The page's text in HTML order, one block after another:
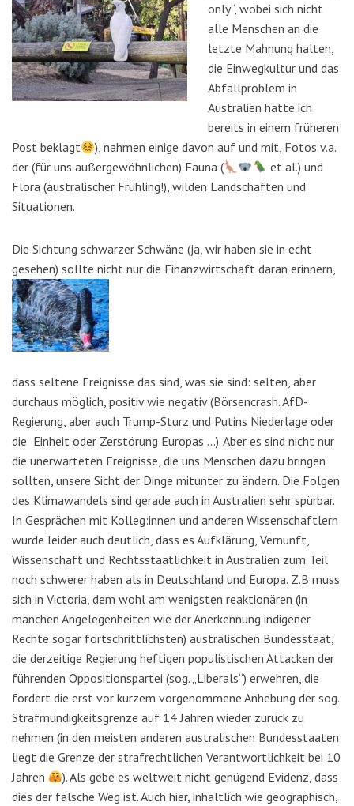
only“, wobei sich nicht
alle Menschen an die
letzte Mahnung halten,
die Einwegkultur und das
Abfallproblem in
Australien hatte ich
bereits in einem früheren
Post beklagt
), nahmen einige davon auf und mit, Fotos v.a.
der (für uns außergewöhnlichen) Fauna (
et al.) und
Flora (australischer Frühling!), wilden Landschaften und
Situationen.
Die Sichtung schwarzer Schwäne (ja, wir haben sie in echt
gesehen) sollte nicht nur die Finanzwirtschaft daran erinnern,
dass seltene Ereignisse das sind, was sie sind: selten, aber
durchaus möglich, positiv wie negativ (Börsencrash. AfD-
Regierung, aber auch Trump-Sturz und Putins Niederlage oder
die Einheit oder Zerstörung Europas …). Aber es sind nicht nur
die unerwarteten Ereignisse, die uns Menschen dazu bringen
sollten, unsere Sicht der Dinge mitunter zu ändern. Die Folgen
des Klimawandels sind gerade auch in Australien sehr spürbar.
In Gesprächen mit Kolleg:innen und anderen Wissenschaftlern
wurde leider auch deutlich, dass es Aufklärung, Vernunft,
Wissenschaft und Rechtsstaatlichkeit in Australien zum Teil
noch schwerer haben als in Deutschland und Europa. Z.B muss
sich in Victoria, dem wohl am wenigsten reaktionären (in
manchen Angelegenheiten wie der Anerkennung indigener
Rechte sogar fortschrittlichsten) australischen Bundesstaat,
die derzeitige Regierung heftigen populistischen Attacken der
führenden Oppositionspartei (sog. „Liberals“) erwehren, die
fordert die erst vor kurzem vorgenommene Anhebung der sog.
Strafmündigkeitsgrenze auf 14 Jahren wieder zurück zu
nehmen (in den meisten anderen australischen Bundesstaaten
liegt die Grenze der strafrechtlichen Verantwortlichkeit bei 10
Jahren
). Als gebe es weltweit nicht genügend Evidenz, dass
dies der falsche Weg ist. Auch hier, inhaltlich wie geographisch,